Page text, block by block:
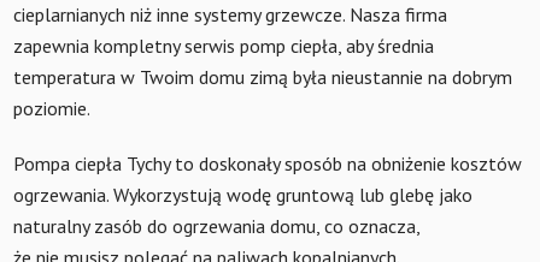
cieplarnianych niż inne systemy grzewcze. Nasza firma
zapewnia kompletny serwis pomp ciepła, aby średnia
temperatura w Twoim domu zimą była nieustannie na dobrym
poziomie.
Pompa ciepła Tychy to doskonały sposób na obniżenie kosztów
ogrzewania. Wykorzystują wodę gruntową lub glebę jako
naturalny zasób do ogrzewania domu, co oznacza,
że nie musisz polegać na paliwach kopalnianych.